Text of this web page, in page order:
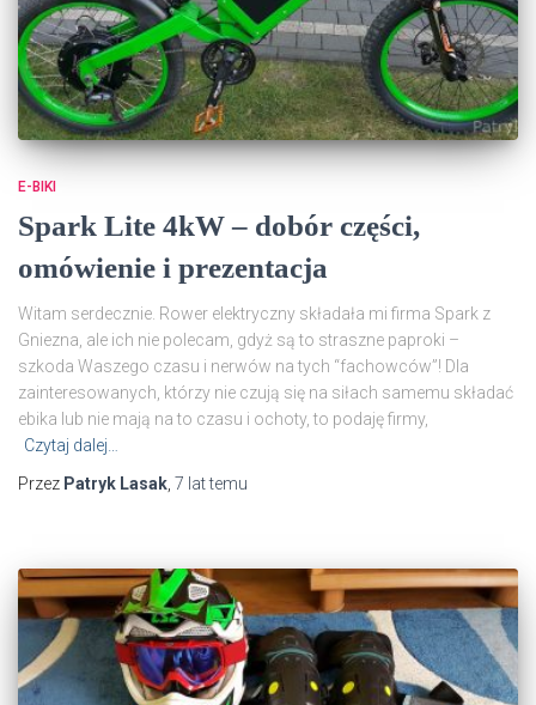
E-BIKI
Spark Lite 4kW – dobór części,
omówienie i prezentacja
Witam serdecznie. Rower elektryczny składała mi firma Spark z
Gniezna, ale ich nie polecam, gdyż są to straszne paproki –
szkoda Waszego czasu i nerwów na tych “fachowców”! Dla
zainteresowanych, którzy nie czują się na siłach samemu składać
ebika lub nie mają na to czasu i ochoty, to podaję firmy,
Czytaj dalej…
Przez Patryk Lasak, 7 lattemu